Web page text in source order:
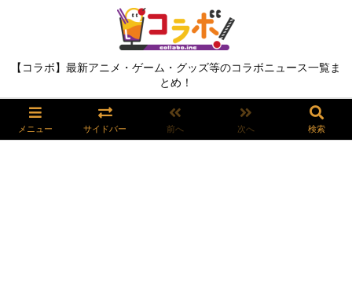
【コラボ】最新アニメ・ゲーム・グッズ等のコラボニュース一覧ま
とめ！
メニュー サイドバー 前へ 次へ 検索